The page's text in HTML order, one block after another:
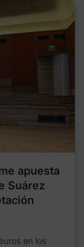
apuesta
Suárez
en los